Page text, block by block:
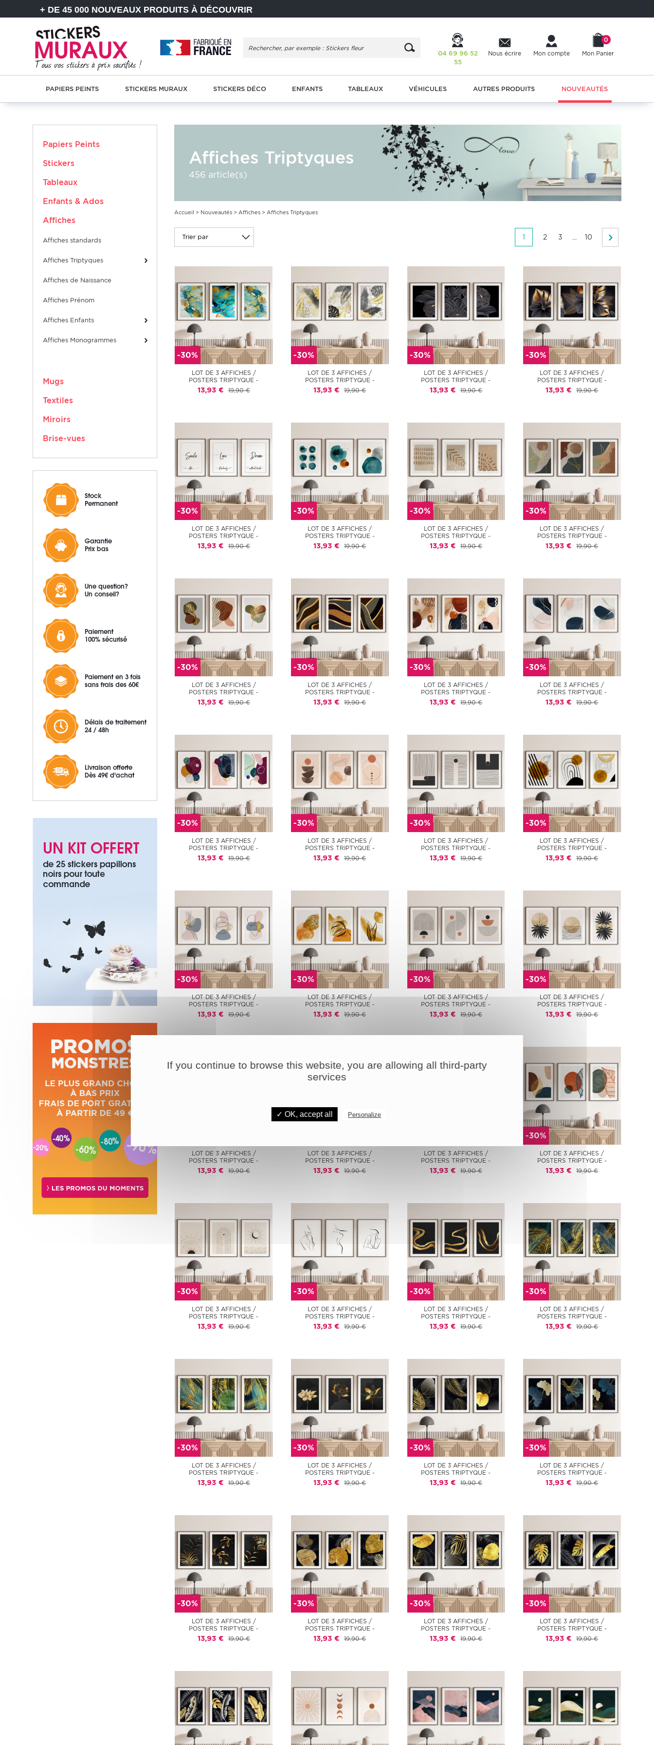
+ DE 45 000 NOUVEAUX PRODUITS À DÉCOUVRIR
04 69 96 52
55
Nous écrire Mon compte Mon Panier
0
PAPIERS PEINTS STICKERS MURAUX STICKERS DÉCO ENFANTS TABLEAUX VÉHICULES AUTRES PRODUITS NOUVEAUTÉS
Papiers Peints
Stickers
Tableaux
Enfants & Ados
Affiches
affiches standards
Affiches Triptyques
Affiches de Naissance
Affiches Prénom
Affiches Enfants
Affiches Monogrammes
Mugs
Textiles
Miroirs
Brise-vues
Stock
Permanent
Garantie
Prix bas
Une question?
Un conseil?
Paiement
100% sécurisé
Paiement en 3 fois
sans frais des 60€
Délais de traitement
24 / 48h
Livraison offerte
Dès 49€ d'achat
Affiches Triptyques
456 article(s)
Accueil > Nouveautés >Affiches > Affiches Triptyques
1 2 3 ... 10
-30%
LOT DE 3 AFFICHES /
POSTERS TRIPTYQUE -
13,93 € 19,90 €
-30%
LOT DE 3 AFFICHES /
POSTERS TRIPTYQUE -
13,93 € 19,90 €
-30%
LOT DE 3 AFFICHES /
POSTERS TRIPTYQUE -
13,93 € 19,90 €
-30%
LOT DE 3 AFFICHES /
POSTERS TRIPTYQUE -
13,93 € 19,90 €
-30%
LOT DE 3 AFFICHES /
POSTERS TRIPTYQUE -
13,93 € 19,90 €
-30%
LOT DE 3 AFFICHES /
POSTERS TRIPTYQUE -
13,93 € 19,90 €
-30%
LOT DE 3 AFFICHES /
POSTERS TRIPTYQUE -
13,93 € 19,90 €
-30%
LOT DE 3 AFFICHES /
POSTERS TRIPTYQUE -
13,93 € 19,90 €
-30%
LOT DE 3 AFFICHES /
POSTERS TRIPTYQUE -
13,93 € 19,90 €
-30%
LOT DE 3 AFFICHES /
POSTERS TRIPTYQUE -
13,93 € 19,90 €
-30%
LOT DE 3 AFFICHES /
POSTERS TRIPTYQUE -
13,93 € 19,90 €
-30%
LOT DE 3 AFFICHES /
POSTERS TRIPTYQUE -
13,93 € 19,90 €
-30%
LOT DE 3 AFFICHES /
POSTERS TRIPTYQUE -
13,93 € 19,90 €
-30%
LOT DE 3 AFFICHES /
POSTERS TRIPTYQUE -
13,93 € 19,90 €
-30%
LOT DE 3 AFFICHES /
POSTERS TRIPTYQUE -
13,93 € 19,90 €
-30%
LOT DE 3 AFFICHES /
POSTERS TRIPTYQUE -
13,93 € 19,90 €
-30%
LOT DE 3 AFFICHES /
POSTERS TRIPTYQUE -
13,93 € 19,90 €
-30%
LOT DE 3 AFFICHES /
POSTERS TRIPTYQUE -
13,93 € 19,90 €
-30%
LOT DE 3 AFFICHES /
POSTERS TRIPTYQUE -
13,93 € 19,90 €
-30%
LOT DE 3 AFFICHES /
POSTERS TRIPTYQUE -
13,93 € 19,90 €
LOT DE 3 AFFICHES /
POSTERS TRIPTYQUE -
13,93 € 19,90 €
LOT DE 3 AFFICHES /
POSTERS TRIPTYQUE -
13,93 € 19,90 €
LOT DE 3 AFFICHES /
POSTERS TRIPTYQUE -
13,93 € 19,90 €
-30%
LOT DE 3 AFFICHES /
POSTERS TRIPTYQUE -
13,93 € 19,90 €
-30%
LOT DE 3 AFFICHES /
POSTERS TRIPTYQUE -
13,93 € 19,90 €
-30%
LOT DE 3 AFFICHES /
POSTERS TRIPTYQUE -
13,93 € 19,90 €
-30%
LOT DE 3 AFFICHES /
POSTERS TRIPTYQUE -
13,93 € 19,90 €
-30%
LOT DE 3 AFFICHES /
POSTERS TRIPTYQUE -
13,93 € 19,90 €
-30%
LOT DE 3 AFFICHES /
POSTERS TRIPTYQUE -
13,93 € 19,90 €
-30%
LOT DE 3 AFFICHES /
POSTERS TRIPTYQUE -
13,93 € 19,90 €
-30%
LOT DE 3 AFFICHES /
POSTERS TRIPTYQUE -
13,93 € 19,90 €
-30%
LOT DE 3 AFFICHES /
POSTERS TRIPTYQUE -
13,93 € 19,90 €
-30%
LOT DE 3 AFFICHES /
POSTERS TRIPTYQUE -
13,93 € 19,90 €
-30%
LOT DE 3 AFFICHES /
POSTERS TRIPTYQUE -
13,93 € 19,90 €
-30%
LOT DE 3 AFFICHES /
POSTERS TRIPTYQUE -
13,93 € 19,90 €
-30%
LOT DE 3 AFFICHES /
POSTERS TRIPTYQUE -
13,93 € 19,90 €
If you continue to browse this website, you are allowing all third-party
services
✓ OK, accept all Personalize